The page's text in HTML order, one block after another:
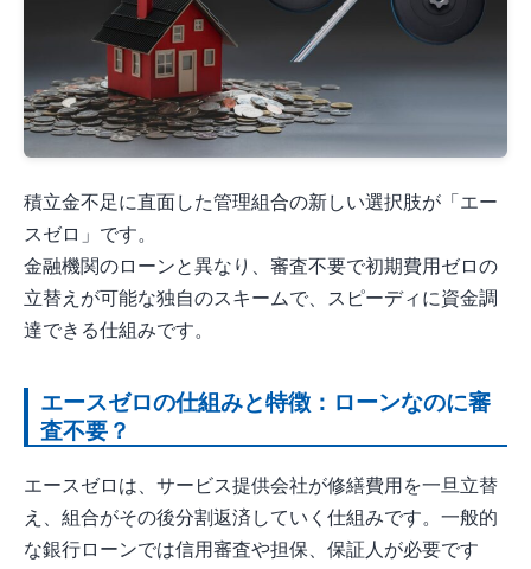
積立金不足に直面した管理組合の新しい選択肢が「エー
スゼロ」です。
金融機関のローンと異なり、審査不要で初期費用ゼロの
立替えが可能な独自のスキームで、スピーディに資金調
達できる仕組みです。
エースゼロの仕組みと特徴：ローンなのに審
査不要？
エースゼロは、サービス提供会社が修繕費用を一旦立替
え、組合がその後分割返済していく仕組みです。一般的
な銀行ローンでは信用審査や担保、保証人が必要です